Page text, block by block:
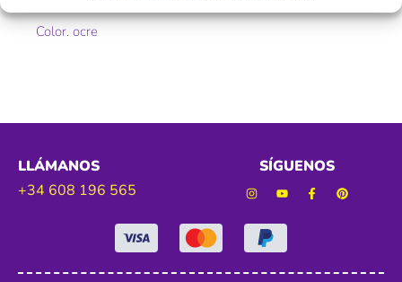
Color. ocre
LLÁMANOS
+34 608 196 565
SÍGUENOS